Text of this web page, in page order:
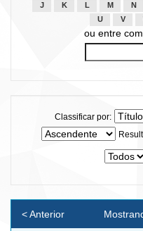
J
K L M N
U
V
ou entre
Classificar por:
< Anterior